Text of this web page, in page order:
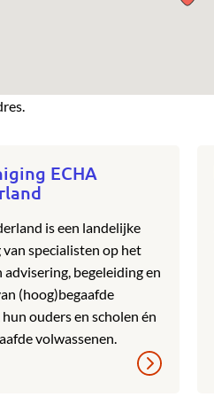
ECHA
is een landelijke
specialisten op het
advisering, begeleiding en
(hoog)begaafde
ouders en scholen én
volwassenen.